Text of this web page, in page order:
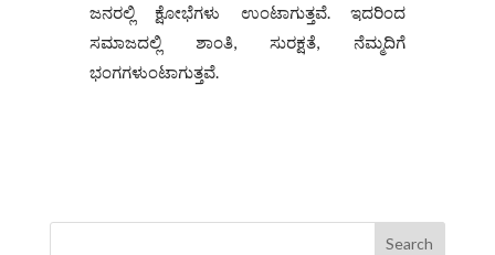
ಜನರಲ್ಲಿ ಕ್ಷೋಭೆಗಳು ಉಂಟಾಗುತ್ತವೆ. ಇದರಿಂದ
ಸಮಾಜದಲ್ಲಿ ಶಾಂತಿ, ಸುರಕ್ಷತೆ, ನೆಮ್ಮದಿಗೆ
ಭಂಗಗಳುಂಟಾಗುತ್ತವೆ.
Search